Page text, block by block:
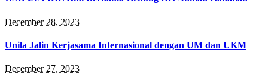
December 28, 2023
Unila Jalin Kerjasama Internasional dengan UM dan UKM
December 27, 2023